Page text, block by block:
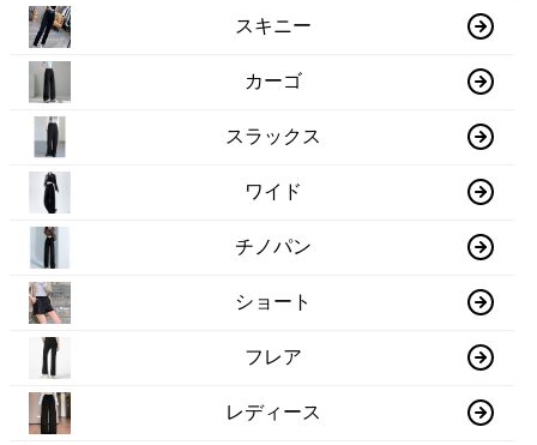
スキニー
カーゴ
スラックス
ワイド
チノパン
ショート
フレア
レディース